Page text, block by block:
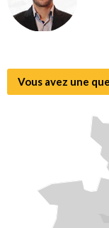
Vous avez une